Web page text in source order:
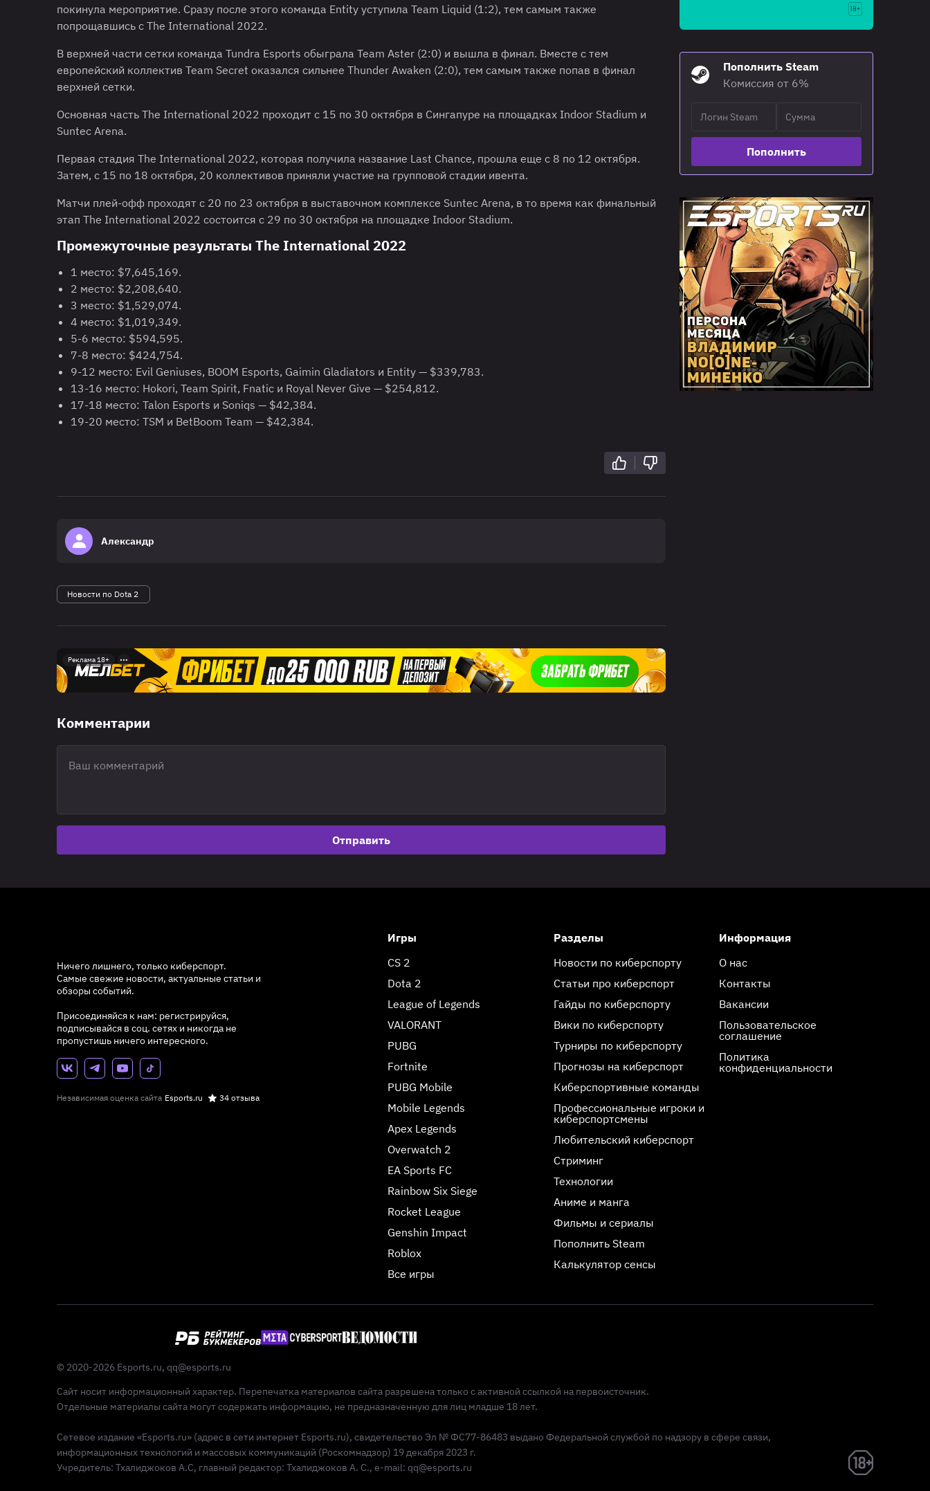
покинула мероприятие. Сразу после этого команда Entity уступила Team Liquid (1:2), тем самым также
попрощавшись с The International 2022.
В верхней части сетки команда Tundra Esports обыграла Team Aster (2:0) и вышла в финал. Вместе с тем
европейский коллектив Team Secret оказался сильнее Thunder Awaken (2:0), тем самым также попав в финал
верхней сетки.
Основная часть The International 2022 проходит с 15 по 30 октября в Сингапуре на площадках Indoor Stadium и
Suntec Arena.
Первая стадия The International 2022, которая получила название Last Chance, прошла еще с 8 по 12 октября.
Затем, с 15 по 18 октября, 20 коллективов приняли участие на групповой стадии ивента.
Матчи плей-офф проходят с 20 по 23 октября в выставочном комплексе Suntec Arena, в то время как финальный
этап The International 2022 состоится с 29 по 30 октября на площадке Indoor Stadium.
Промежуточные результаты The International 2022
1 место: $7,645,169.
2 место: $2,208,640.
3 место: $1,529,074.
4 место: $1,019,349.
5-6 место: $594,595.
7-8 место: $424,754.
9-12 место: Evil Geniuses, BOOM Esports, Gaimin Gladiators и Entity — $339,783.
13-16 место: Hokori, Team Spirit, Fnatic и Royal Never Give — $254,812.
17-18 место: Talon Esports и Soniqs — $42,384.
19-20 место: TSM и BetBoom Team — $42,384.
Александр
Новости по Dota 2
Реклама 18+
Комментарии
Отправить
Пополнить Steam
Комиссия от 6%
Пополнить
Ничего лишнего, только киберспорт.
Самые свежие новости, актуальные статьи и
обзоры событий.
Присоединяйся к нам: регистрируйся,
подписывайся в соц. сетях и никогда не
пропустишь ничего интересного.
Независимая оценка сайта Esports.ru 34 отзыва
Игры
CS 2
Dota 2
League of Legends
VALORANT
PUBG
Fortnite
PUBG Mobile
Mobile Legends
Apex Legends
Overwatch 2
EA Sports FC
Rainbow Six Siege
Rocket League
Genshin Impact
Roblox
Все игры
Разделы
Новости по киберспорту
Статьи про киберспорт
Гайды по киберспорту
Вики по киберспорту
Турниры по киберспорту
Прогнозы на киберспорт
Киберспортивные команды
Профессиональные игроки и
киберспортсмены
Любительский киберспорт
Стриминг
Технологии
Аниме и манга
Фильмы и сериалы
Пополнить Steam
Калькулятор сенсы
Информация
О нас
Контакты
Вакансии
Пользовательское
соглашение
Политика
конфиденциальности
© 2020-2026 Esports.ru, qq@esports.ru
Сайт носит информационный характер. Перепечатка материалов сайта разрешена только с активной ссылкой на первоисточник.
Отдельные материалы сайта могут содержать информацию, не предназначенную для лиц младше 18 лет.
Сетевое издание «Esports.ru» (адрес в сети интернет Esports.ru), свидетельство Эл № ФС77-86483 выдано Федеральной службой по надзору в сфере связи,
информационных технологий и массовых коммуникаций (Роскомнадзор) 19 декабря 2023 г.
Учредитель: Тхалиджоков А.С, главный редактор: Тхалиджоков А. С., e-mail: qq@esports.ru